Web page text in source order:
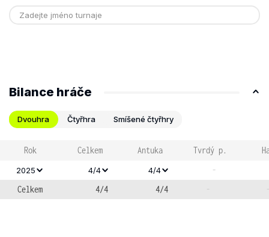
Bilance hráče
Dvouhra Čtyřhra Smíšené čtyřhry
Rok Celkem Antuka Tvrdý p.
2025 4/4 4/4
-
Celkem
4/4 4/4 -